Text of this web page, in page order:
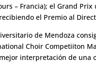
– Francia); el Grand
el Premio al
de Mendoza
Choir Competiiton
interpretación de